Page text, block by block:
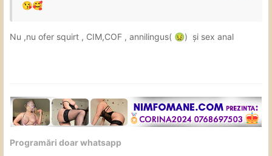
😘🥰
Nu ,nu ofer squirt , CIM,COF , annilingus( 🤢) și sex anal
Programări doar whatsapp